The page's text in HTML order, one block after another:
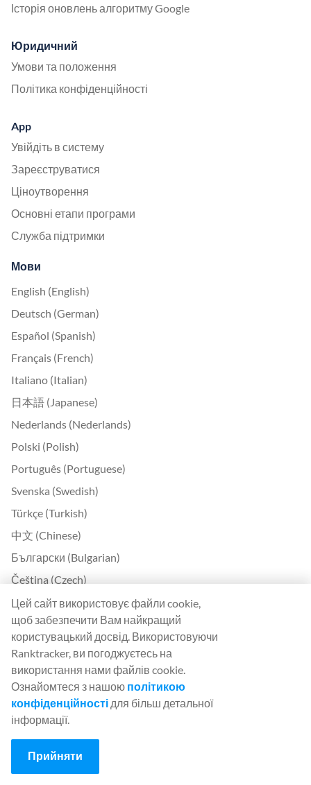
Історія оновлень алгоритму Google
Юридичний
Умови та положення
Політика конфіденційності
App
Увійдіть в систему
Зареєструватися
Ціноутворення
Основні етапи програми
Служба підтримки
Мови
English (English)
Deutsch (German)
Español (Spanish)
Français (French)
Italiano (Italian)
日本語 (Japanese)
Nederlands (Nederlands)
Polski (Polish)
Português (Portuguese)
Svenska (Swedish)
Türkçe (Turkish)
中文 (Chinese)
Български (Bulgarian)
Čeština (Czech)
Dansk (Danish)
Ελληνικά (Greek)
Eesti (Estonian)
Suomi (Finnish)
Magyar (Hungarian)
Indonesia (Indonesian)
Latviešu (Latvian)
Цей сайт використовує файли cookie,
щоб забезпечити Вам найкращий
користувацький досвід. Використовуючи
Ranktracker, ви погоджуєтесь на
використання нами файлів cookie.
Ознайомтеся з нашою політикою
конфіденційності для більш детальної
інформації.
Прийняти